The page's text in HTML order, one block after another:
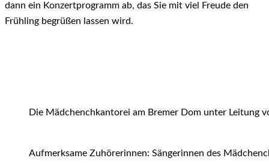
dann ein Konzertprogramm ab, das Sie mit viel Freude den
Frühling begrüßen lassen wird.
Die Mädchenchkantorei am Bremer Dom unter Leitung
Aufmerksame Zuhörerinnen: Sängerinnen des